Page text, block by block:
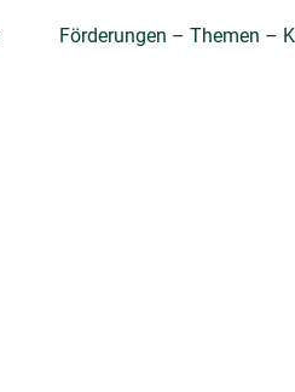
Förderungen – Themen –